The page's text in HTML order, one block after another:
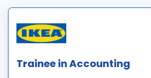
Trainee in Accounting